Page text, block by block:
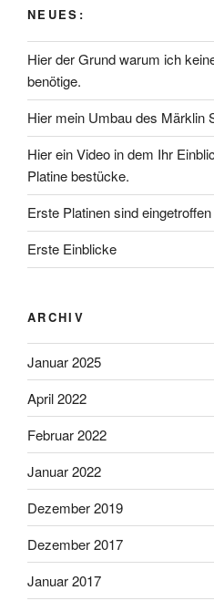
NEUES:
Hier der Grund warum ich
benötige.
Hier mein Umbau des Märklin
Hier ein Video in dem Ihr
Platine bestücke.
Erste Platinen sind eingetroffen
Erste Einblicke
ARCHIV
Januar 2025
April 2022
Februar 2022
Januar 2022
Dezember 2019
Dezember 2017
Januar 2017